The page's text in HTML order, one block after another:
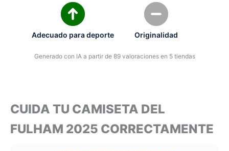
Adecuado para deporte Originalidad
Generado con IA a partir de 89 valoraciones en 5 tiendas
CUIDA TU CAMISETA DEL
FULHAM 2025 CORRECTAMENTE